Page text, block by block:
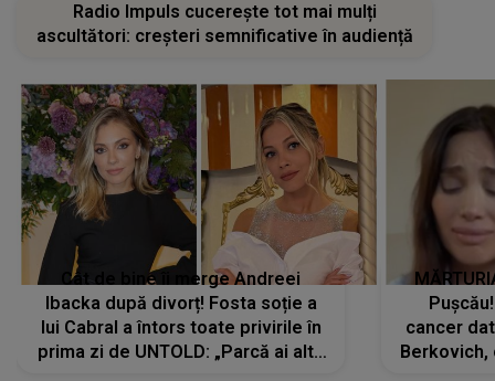
Radio Impuls cucerește tot mai mulți
ascultători: creșteri semnificative în audiență
Cât de bine îi merge Andreei
Ibacka după divorț! Fosta soție a
lui Cabral a întors toate privirile în
prima zi de UNTOLD: „Parcă ai altă
cancer